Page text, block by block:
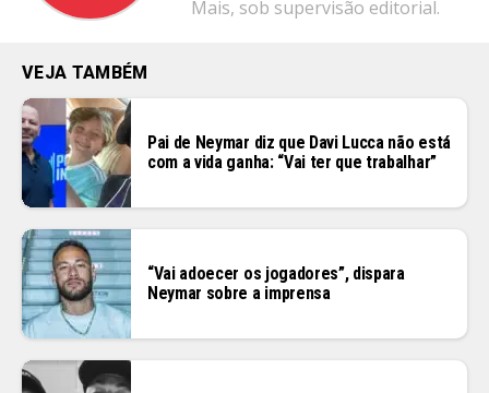
Mais, sob supervisão editorial.
VEJA TAMBÉM
Pai de Neymar diz que Davi Lucca não está
com a vida ganha: “Vai ter que trabalhar”
“Vai adoecer os jogadores”, dispara
Neymar sobre a imprensa